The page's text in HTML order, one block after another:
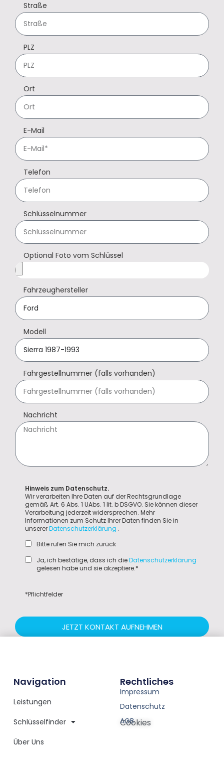
Straße
PLZ
Ort
E-Mail
Telefon
Schlüsselnummer
Optional Foto vom Schlüssel
Fahrzeughersteller
Modell
Fahrgestellnummer (falls vorhanden)
Nachricht
Hinweis zum Datenschutz.
Wir verarbeiten Ihre Daten auf der Rechtsgrundlage
gemäß Art. 6 Abs. 1 UAbs. 1 lit. b DSGVO. Sie können dieser
Verarbeitung jederzeit widersprechen. Mehr
Informationen zum Schutz Ihrer Daten finden Sie in
unsererDatenschutzerklärung .
Bitte rufen Sie mich zurück
Ja, ich bestätige, dass ich dieDatenschutzerklärung
gelesen habe und sie akzeptiere.*
*Pflichtfelder
JETZT KONTAKT AUFNEHMEN
Navigation
Leistungen
Schlüsselfinder
Über Uns
Rechtliches
Impressum
Datenschutz
AGB
Cookies